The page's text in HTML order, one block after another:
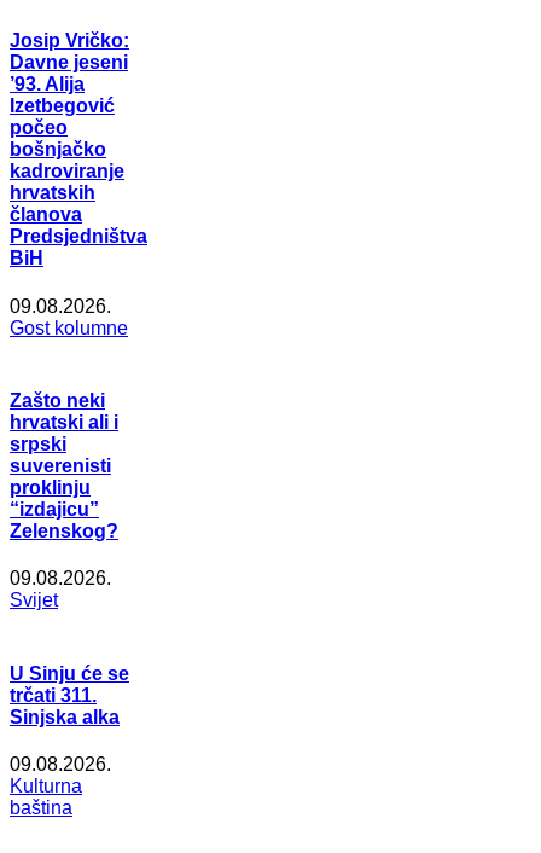
Josip Vričko:
Davne jeseni
’93. Alija
Izetbegović
počeo
bošnjačko
kadroviranje
hrvatskih
članova
Predsjedništva
BiH
09.08.2026.
Gost kolumne
Zašto neki
hrvatski ali i
srpski
suverenisti
proklinju
“izdajicu”
Zelenskog?
09.08.2026.
Svijet
U Sinju će se
trčati 311.
Sinjska alka
09.08.2026.
Kulturna
baština